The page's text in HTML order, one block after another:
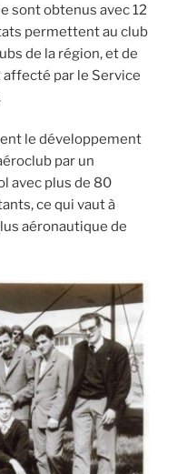
sont obtenus avec 12
permettent au club
de la région, et de
par le Service
le développement
par un
avec plus de 80
ce qui vaut à
aéronautique de